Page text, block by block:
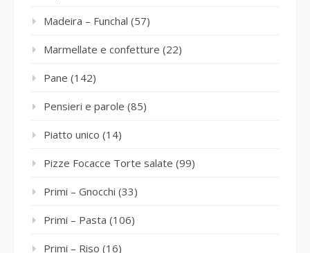
Madeira – Funchal (57)
Marmellate e confetture (22)
Pane (142)
Pensieri e parole (85)
Piatto unico (14)
Pizze Focacce Torte salate (99)
Primi – Gnocchi (33)
Primi – Pasta (106)
Primi – Riso (16)